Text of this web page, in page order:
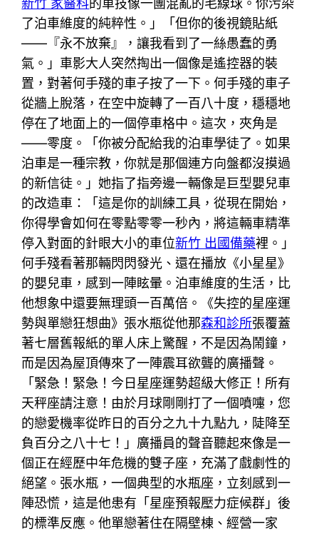
新竹 家醫科的車技像一團混亂的毛線球。你污染
了泊車維度的純粹性。」「但你的後視鏡貼紙
——『永不放棄』，讓我看到了一絲愚蠢的勇
氣。」車影大人突然掏出一個像是遙控器的裝
置，對著何手殘的車子按了一下。何手殘的車子
從牆上脫落，在空中旋轉了一百八十度，穩穩地
停在了地面上的一個停車格中。這次，夾角是
——零度。「你被分配給我的泊車學徒了。如果
泊車是一種宗教，你就是那個連方向盤都沒摸過
的新信徒。」她指了指旁邊一輛像是巨型嬰兒車
的改造車：「這是你的訓練工具，從現在開始，
你得學會如何在零點零零一秒內，將這輛車精準
停入對面的針眼大小的車位新竹 出國備藥裡。」
何手殘看著那輛閃閃發光、還在播放《小星星》
的嬰兒車，感到一陣眩暈。泊車維度的生活，比
他想象中還要無理頭一百萬倍。《失控的星座運
勢與單戀狂想曲》張水瓶從他那森和診所張覆蓋
著七層舊報紙的單人床上驚醒，不是因為鬧鐘，
而是因為屋頂傳來了一陣震耳欲聾的廣播聲。
「緊急！緊急！今日星座運勢超級大修正！所有
天秤座請注意！由於月球剛剛打了一個噴嚏，您
的戀愛機率從昨日的百分之九十九點九，陡降至
負百分之八十七！」廣播員的聲音聽起來像是一
個正在經歷中年危機的雙子座，充滿了戲劇性的
絕望。張水瓶，一個典型的水瓶座，立刻感到一
陣恐慌，這是他患有「星座預報壓力症候群」後
的標準反應。他單戀著住在隔壁棟、經營一家